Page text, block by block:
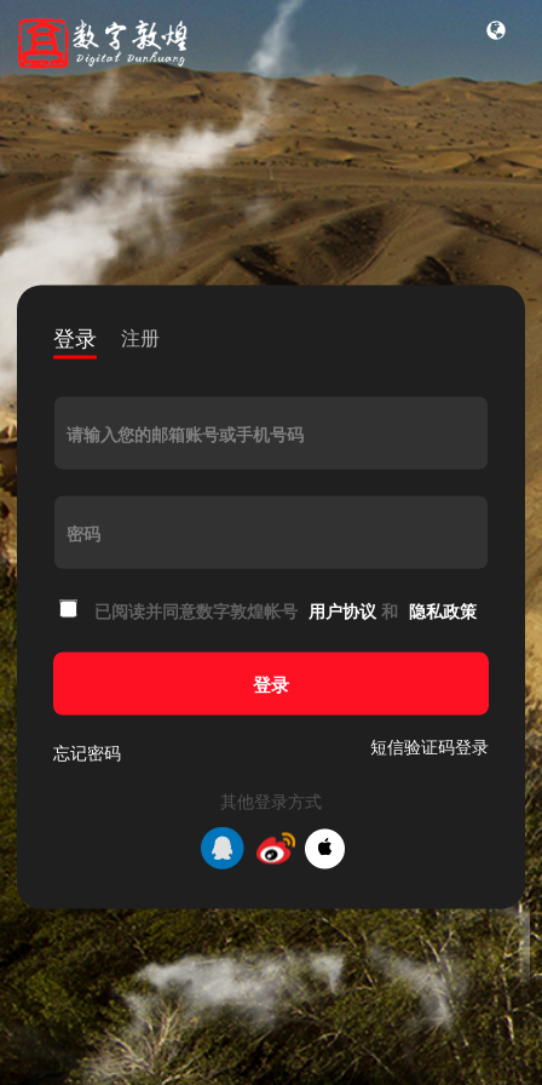
登录 注册
请输入您的邮箱账号或手机号码
密码
已阅读并同意数字敦煌帐号 用户协议 和 隐私政策
登录
忘记密码 短信验证码登录
其他登录方式